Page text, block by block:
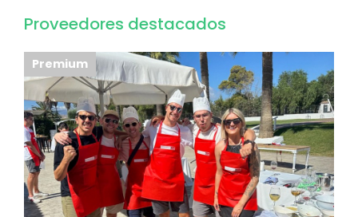
Proveedores destacados
Premium